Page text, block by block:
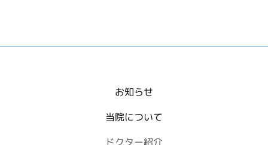
お知らせ
当院について
ドクター紹介